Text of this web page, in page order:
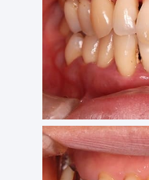
2016/11/08 検査⑤ 歯の
2016/11/08 虫歯が原因
2016/11/08
レントゲン
2016/11/08
歯医者さ
2016/11/08 歯周病検査
2016/11/08 歯周病検査
2016/11/08
歯周病検